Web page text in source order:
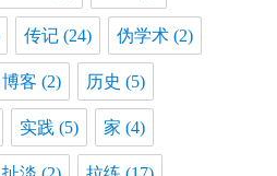
传记 (24) 伪学术 (2)
博客 (2) 历史 (5)
实践 (5) 家 (4)